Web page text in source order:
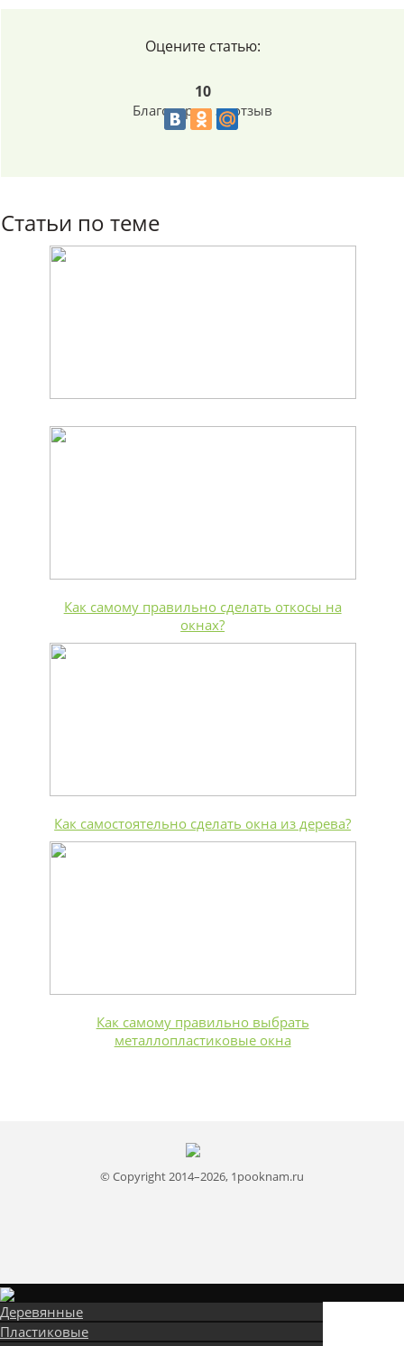
Оцените статью:
10
Благодарим за отзыв
Статьи по теме
Как самому правильно сделать откосы на
окнах?
Как самостоятельно сделать окна из дерева?
Как самому правильно выбрать
металлопластиковые окна
© Copyright 2014–2026, 1pooknam.ru
Деревянные
Пластиковые